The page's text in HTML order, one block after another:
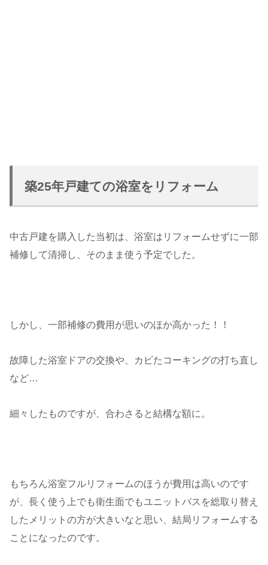
築25年戸建ての浴室をリフォーム
中古戸建を購入した当初は、浴室はリフォームせずに一部
補修して清掃し、そのまま使う予定でした。
しかし、一部補修の費用が思いのほか高かった！！
故障した浴室ドアの交換や、カビたコーキングの打ち直し
など…
細々したものですが、合わさると結構な額に。
もちろん浴室フルリフォームのほうが費用は高いのです
が、長く使う上でも衛生面でもユニットバスを総取り替え
したメリットの方が大きいなと思い、結局リフォームする
ことになったのです。